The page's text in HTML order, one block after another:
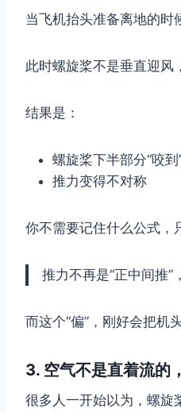
当飞机抬头准备离地的时
此时螺旋桨不是垂直迎风
结果是：
螺旋桨下半部分“咬
推力变得不对称
你不需要记住什么公式，
推力不再是“正中间推”
而这个“偏”，刚好会把机
3. 空气不是直着流的
很多人一开始以为，螺旋